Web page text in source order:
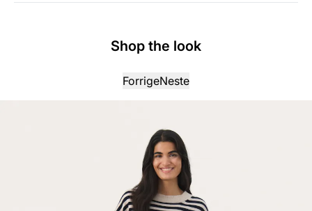
Shop the look
ForrigeNeste